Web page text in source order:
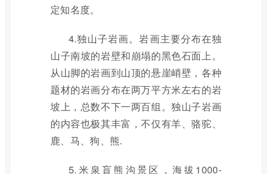
定知名度。
4.独山子岩画。岩画主要分布在独
山子南坡的岩壁和崩塌的黑色石面上。
从山脚的岩画到山顶的悬崖峭壁，各种
题材的岩画分布在两万平方米左右的岩
坡上，总数不下一两百组。独山子岩画
的内容也极其丰富，不仅有羊、骆驼、
鹿、马、狗、熊.
5.米泉盲熊沟景区，海拔1000-